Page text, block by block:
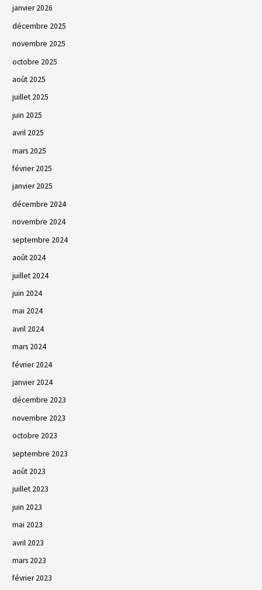
janvier 2026
décembre 2025
novembre 2025
octobre 2025
août 2025
juillet 2025
juin 2025
avril 2025
mars 2025
février 2025
janvier 2025
décembre 2024
novembre 2024
septembre 2024
août 2024
juillet 2024
juin 2024
mai 2024
avril 2024
mars 2024
février 2024
janvier 2024
décembre 2023
novembre 2023
octobre 2023
septembre 2023
août 2023
juillet 2023
juin 2023
mai 2023
avril 2023
mars 2023
février 2023